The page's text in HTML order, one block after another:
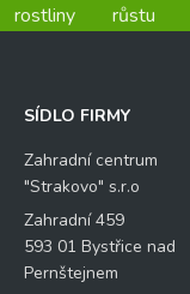
rostliny
růstu
SÍDLO FIRMY
Zahradní centrum
"Strakovo" s.r.o
Zahradní 459
593 01 Bystřice nad
Pernštejnem